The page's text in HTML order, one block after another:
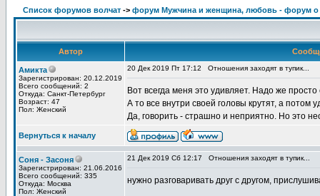
Список форумов волчат -> форум Мужчина и женщина, любовь - форум
Автор
Амикта
Зарегистрирован: 20.12.2019
Всего сообщений: 2
Откуда: Санкт-Петербург
Возраст: 47
Пол: Женский
20 Дек 2019 Пт 17:12 Отношения заходят в тупик...
Вот всегда меня это удивляет. Надо же
А то все внутри своей головы крутят, а
Да, говорить - страшно и неприятно. Но это
Вернуться к началу
Соня - Засоня
Зарегистрирован: 21.06.2016
Всего сообщений: 335
Откуда: Москва
Пол: Женский
21 Дек 2019 Сб 12:17 Отношения заходят в тупик...
нужно разговаривать друг с другом,